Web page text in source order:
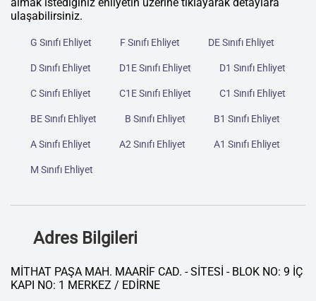
almak istediğiniz ehliyetin üzerine tıklayarak detaylara
ulaşabilirsiniz.
G Sınıfı Ehliyet F Sınıfı Ehliyet DE Sınıfı Ehliyet
D Sınıfı Ehliyet D1E Sınıfı Ehliyet D1 Sınıfı Ehliyet
C Sınıfı Ehliyet C1E Sınıfı Ehliyet C1 Sınıfı Ehliyet
BE Sınıfı Ehliyet B Sınıfı Ehliyet B1 Sınıfı Ehliyet
A Sınıfı Ehliyet A2 Sınıfı Ehliyet A1 Sınıfı Ehliyet
M Sınıfı Ehliyet
Adres Bilgileri
MİTHAT PAŞA MAH. MAARİF CAD. - SİTESİ - BLOK NO: 9 İÇ
KAPI NO: 1 MERKEZ / EDİRNE